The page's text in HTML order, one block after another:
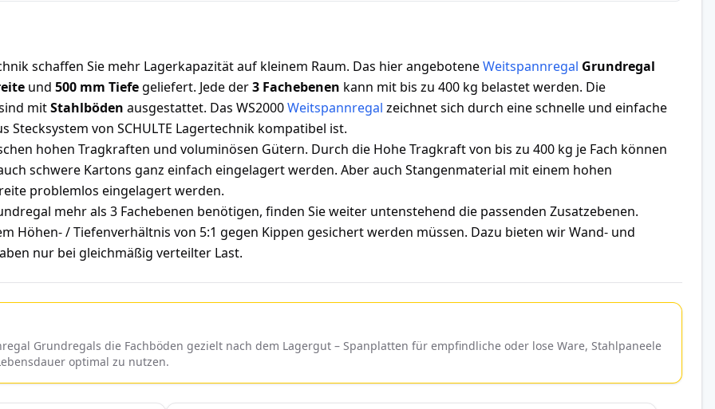
schaffen Sie mehr Lagerkapazität auf kleinem Raum. Das hier angeboteneWeitspannregal Grundregal
und 500 mm Tiefegeliefert. Jede der3 Fachebenen kann mit bis zu 400 kg belastet werden. Die
mitStahlböden ausgestattet. Das WS2000Weitspannregal zeichnet sich durch eine schnelle und einfache
von SCHULTE Lagertechnik kompatibel ist.
hohen Tragkraften und voluminösen Gütern. Durch die Hohe Tragkraft von bis zu 400 kg je Fach können
schwere Kartons ganz einfach eingelagert werden. Aber auch Stangenmaterial mit einem hohen
problemlos eingelagert werden.
mehr als 3 Fachebenen benötigen, finden Sie weiter untenstehend die passenden Zusatzebenen.
Höhen- / Tiefenverhältnis von 5:1 gegen Kippen gesichert werden müssen. Dazu bieten wir Wand- und
nur bei gleichmäßig verteilter Last.
Grundregals die Fachböden gezielt nach dem Lagergut – Spanplatten für empfindliche oder lose Ware, Stahlpaneele
optimal zu nutzen.